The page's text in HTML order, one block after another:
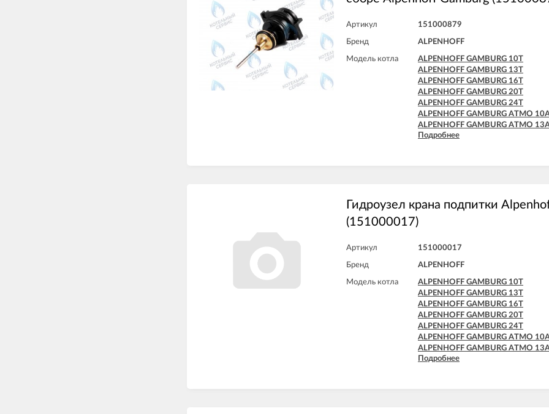
Артикул 151000879
Бренд ALPENHOFF
Модель котла
ALPENHOFF GAMBURG 10T
ALPENHOFF GAMBURG 13T
ALPENHOFF GAMBURG 16T
ALPENHOFF GAMBURG 20T
ALPENHOFF GAMBURG 24T
ALPENHOFF GAMBURG ATMO
ALPENHOFF GAMBURG ATMO
ALPENHOFF GAMBURG ATMO 16A
Подробнее
Гидроузел крана подпитки
(151000017)
Артикул 151000017
Бренд ALPENHOFF
Модель котла
ALPENHOFF GAMBURG 10T
ALPENHOFF GAMBURG 13T
ALPENHOFF GAMBURG 16T
ALPENHOFF GAMBURG 20T
ALPENHOFF GAMBURG 24T
ALPENHOFF GAMBURG ATMO
ALPENHOFF GAMBURG ATMO
ALPENHOFF GAMBURG ATMO 16A
Подробнее